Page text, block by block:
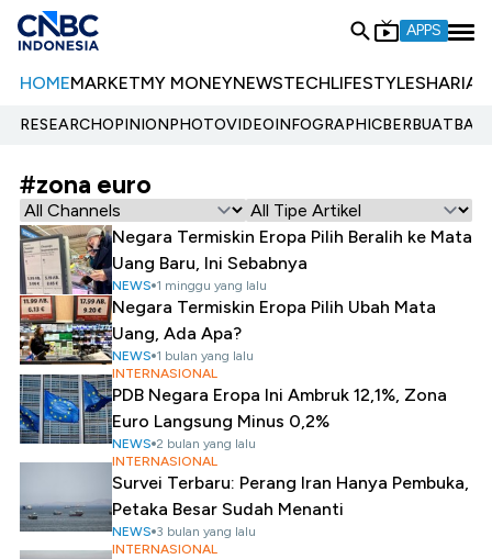
APPS
HOMEMARKETMY MONEYNEWSTECHLIFESTYLESHARIA
RESEARCHOPINIONPHOTOVIDEOINFOGRAPHIC
#zona euro
Negara Termiskin Eropa Pilih Beralih ke Mata
Uang Baru, Ini Sebabnya
NEWS 1 minggu yang lalu
Negara Termiskin Eropa Pilih Ubah Mata
Uang, Ada Apa?
NEWS 1 bulan yang lalu
INTERNASIONAL
PDB Negara Eropa Ini Ambruk 12,1%, Zona
Euro Langsung Minus 0,2%
NEWS 2 bulan yang lalu
INTERNASIONAL
Survei Terbaru: Perang Iran Hanya Pembuka,
Petaka Besar Sudah Menanti
NEWS 3 bulan yang lalu
INTERNASIONAL